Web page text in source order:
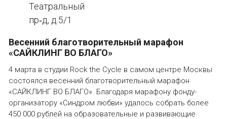
Театральный
пр‑д, д.5/1
Весенний благотворительный марафон
«САЙКЛИНГ ВО БЛАГО»
4 марта в студии Rock the Cycle в самом центре Москвы
состоялся весенний благотворительный марафон
«САЙКЛИНГ ВО БЛАГО». Благодаря марафону фонду-
организатору «Синдром любви» удалось собрать более
450 000 рублей на образовательные и развивающие